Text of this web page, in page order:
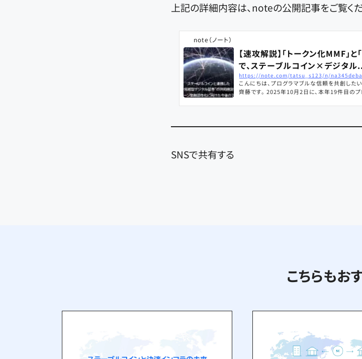
上記の詳細内容は、noteの公開記事をご覧くだ
note（ノート）
【速攻解説】「トークン化MMF」と
で、ステーブルコイン×デジタル
https://note.com/tatsu_s123/n/
こんにちは、プログラマブルな信頼を共創した
齊藤です。 2025年10月2日に、本年19件目のプレスリリースを発信しま
ついて掲載された各種メディア記事さまざまな
SNSで共有する
こちらもお